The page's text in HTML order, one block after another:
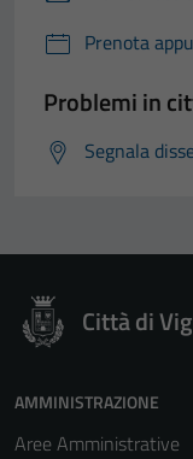
Prenota
Problemi in
Segnala
Città di
AMMINISTRAZIONE
Aree Amministrative